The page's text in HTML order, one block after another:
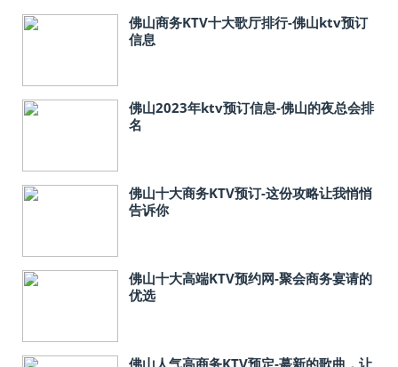
佛山商务KTV十大歌厅排行-佛山ktv预订
信息
佛山2023年ktv预订信息-佛山的夜总会排
名
佛山十大商务KTV预订-这份攻略让我悄悄
告诉你
佛山十大高端KTV预约网-聚会商务宴请的
优选
佛山人气高商务KTV预定-蕞新的歌曲，让